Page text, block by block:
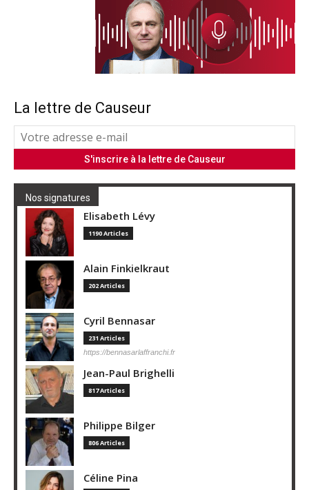
La lettre de Causeur
Nos signatures
Elisabeth Lévy
1190 Articles
Alain Finkielkraut
202 Articles
Cyril Bennasar
231 Articles
https://bennasarlaffranchi.fr
Jean-Paul Brighelli
817 Articles
Philippe Bilger
806 Articles
Céline Pina